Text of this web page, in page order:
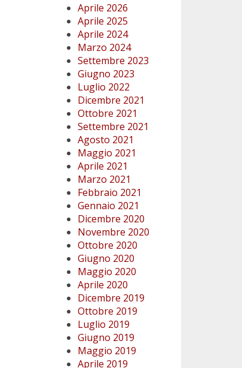
Aprile 2026
Aprile 2025
Aprile 2024
Marzo 2024
Settembre 2023
Giugno 2023
Luglio 2022
Dicembre 2021
Ottobre 2021
Settembre 2021
Agosto 2021
Maggio 2021
Aprile 2021
Marzo 2021
Febbraio 2021
Gennaio 2021
Dicembre 2020
Novembre 2020
Ottobre 2020
Giugno 2020
Maggio 2020
Aprile 2020
Dicembre 2019
Ottobre 2019
Luglio 2019
Giugno 2019
Maggio 2019
Aprile 2019